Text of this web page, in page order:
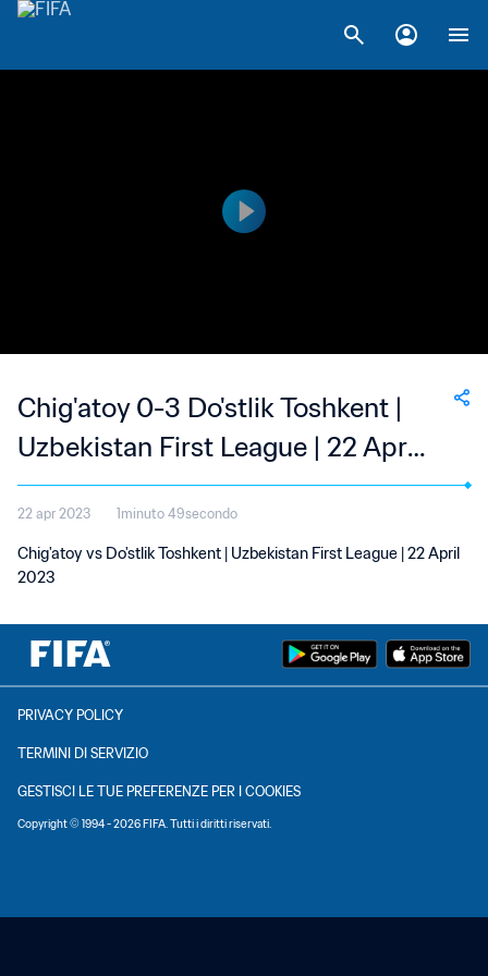
Chig'atoy 0-3 Do'stlik Toshkent |
Uzbekistan First League | 22 Apr
2023
22 apr 2023 1minuto 49secondo
Chig'atoy vs Do'stlik Toshkent | Uzbekistan First League | 22 April
2023
PRIVACY POLICY
TERMINI DI SERVIZIO
GESTISCI LE TUE PREFERENZE PER I COOKIES
Copyright © 1994 - 2026 FIFA. Tutti i diritti riservati.